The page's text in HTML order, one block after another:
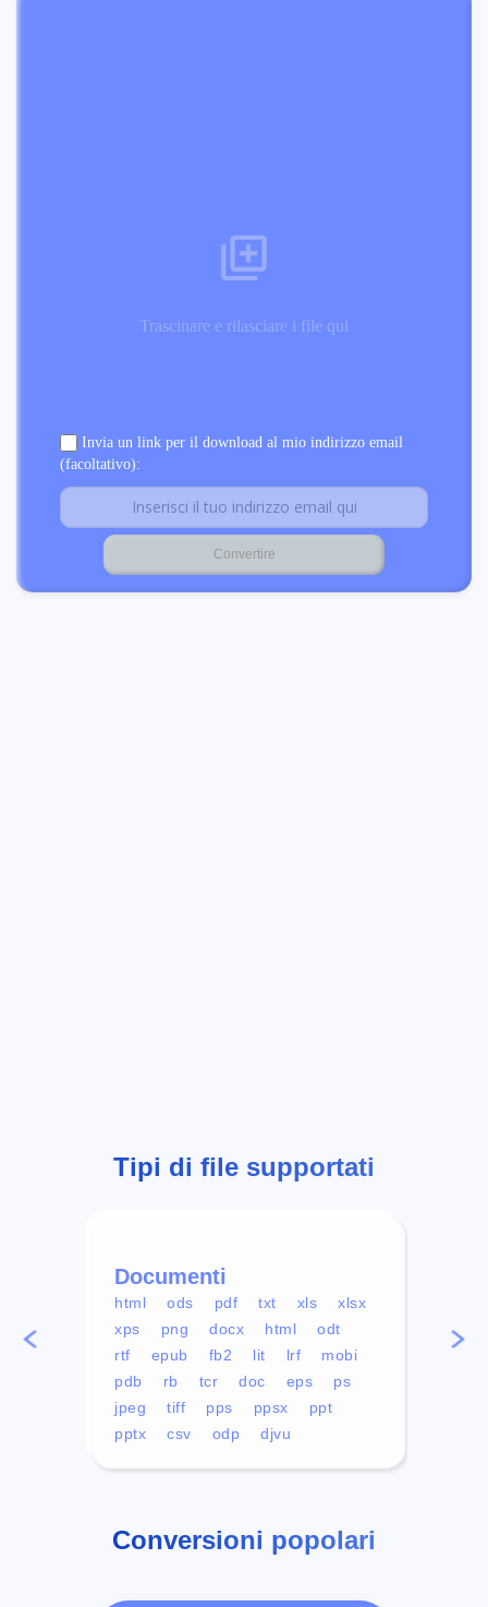
Trascinare e rilasciare i file qui
Invia un link per il download al mio indirizzo email
(facoltativo):
Tipi di file supportati
Documenti
html ods pdf txt xls
xlsx
xps
png docx html
odt
rtf
epub fb2 lit lrf
mobi
pdb
rb tcr doc eps
ps
jpeg
tiff pps ppsx
ppt
pptx
csv odp djvu
mp4
Conversioni popolari